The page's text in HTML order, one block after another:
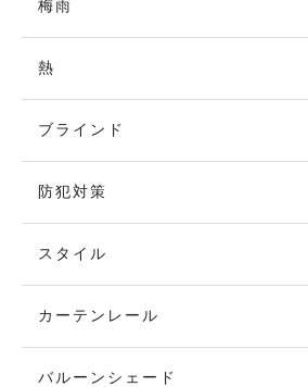
梅雨
熱
ブラインド
防犯対策
スタイル
カーテンレール
バルーンシェード